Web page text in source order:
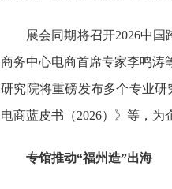
展会同期将召开2026中
商务中心电商首席专家李鸣涛
研究院将重磅发布多个专业研
电商蓝皮书（2026）》等，为
专馆推动“福州造”出海